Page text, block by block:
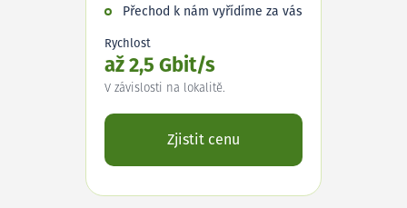
Přechod k nám vyřídíme za vás
Rychlost
až 2,5 Gbit/s
V závislosti na lokalitě.
Zjistit cenu